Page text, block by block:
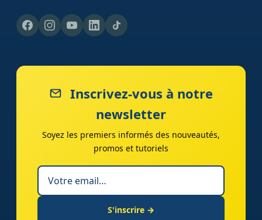
Inscrivez-vous à notre
newsletter
Soyez les premiers informés des nouveautés,
promos et tutoriels
S'inscrire →